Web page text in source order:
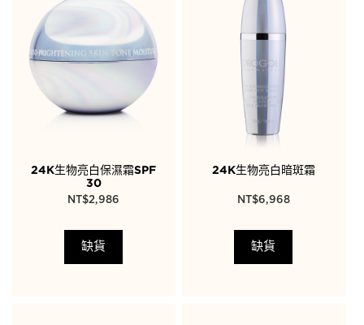
24K生物亮白保濕霜SPF
30
NT$2,986
缺貨
24K生物亮白暗斑霜
NT$6,968
缺貨